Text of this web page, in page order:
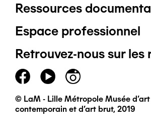
Pied
de
page
principal
Ressources
Espace professionnel
Retrouvez-nous sur les
© LaM - Lille Métropole Musée
contemporain et d'art brut, 2019